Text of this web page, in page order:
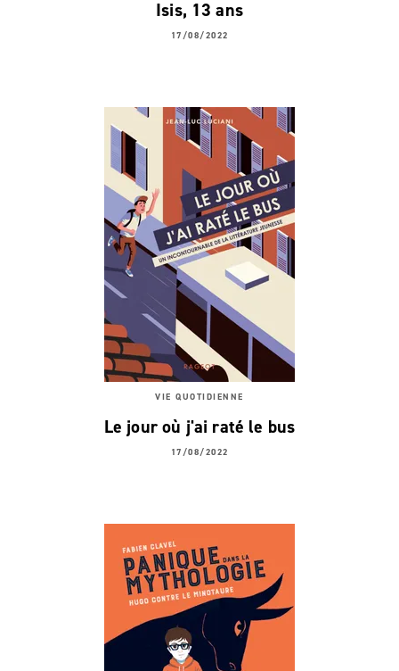
Isis, 13 ans
17/08/2022
VIE QUOTIDIENNE
Le jour où j'ai raté le bus
17/08/2022